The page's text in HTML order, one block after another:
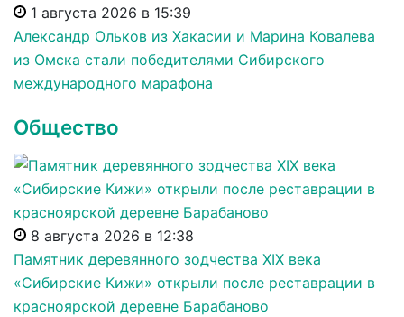
1 августа 2026 в 15:39
Александр Ольков из Хакасии и Марина Ковалева
из Омска стали победителями Сибирского
международного марафона
Общество
8 августа 2026 в 12:38
Памятник деревянного зодчества XIX века
«Сибирские Кижи» открыли после реставрации в
красноярской деревне Барабаново